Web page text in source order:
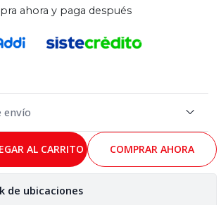
ahora y paga después
envío
AL CARRITO COMPRAR AHORA
de ubicaciones